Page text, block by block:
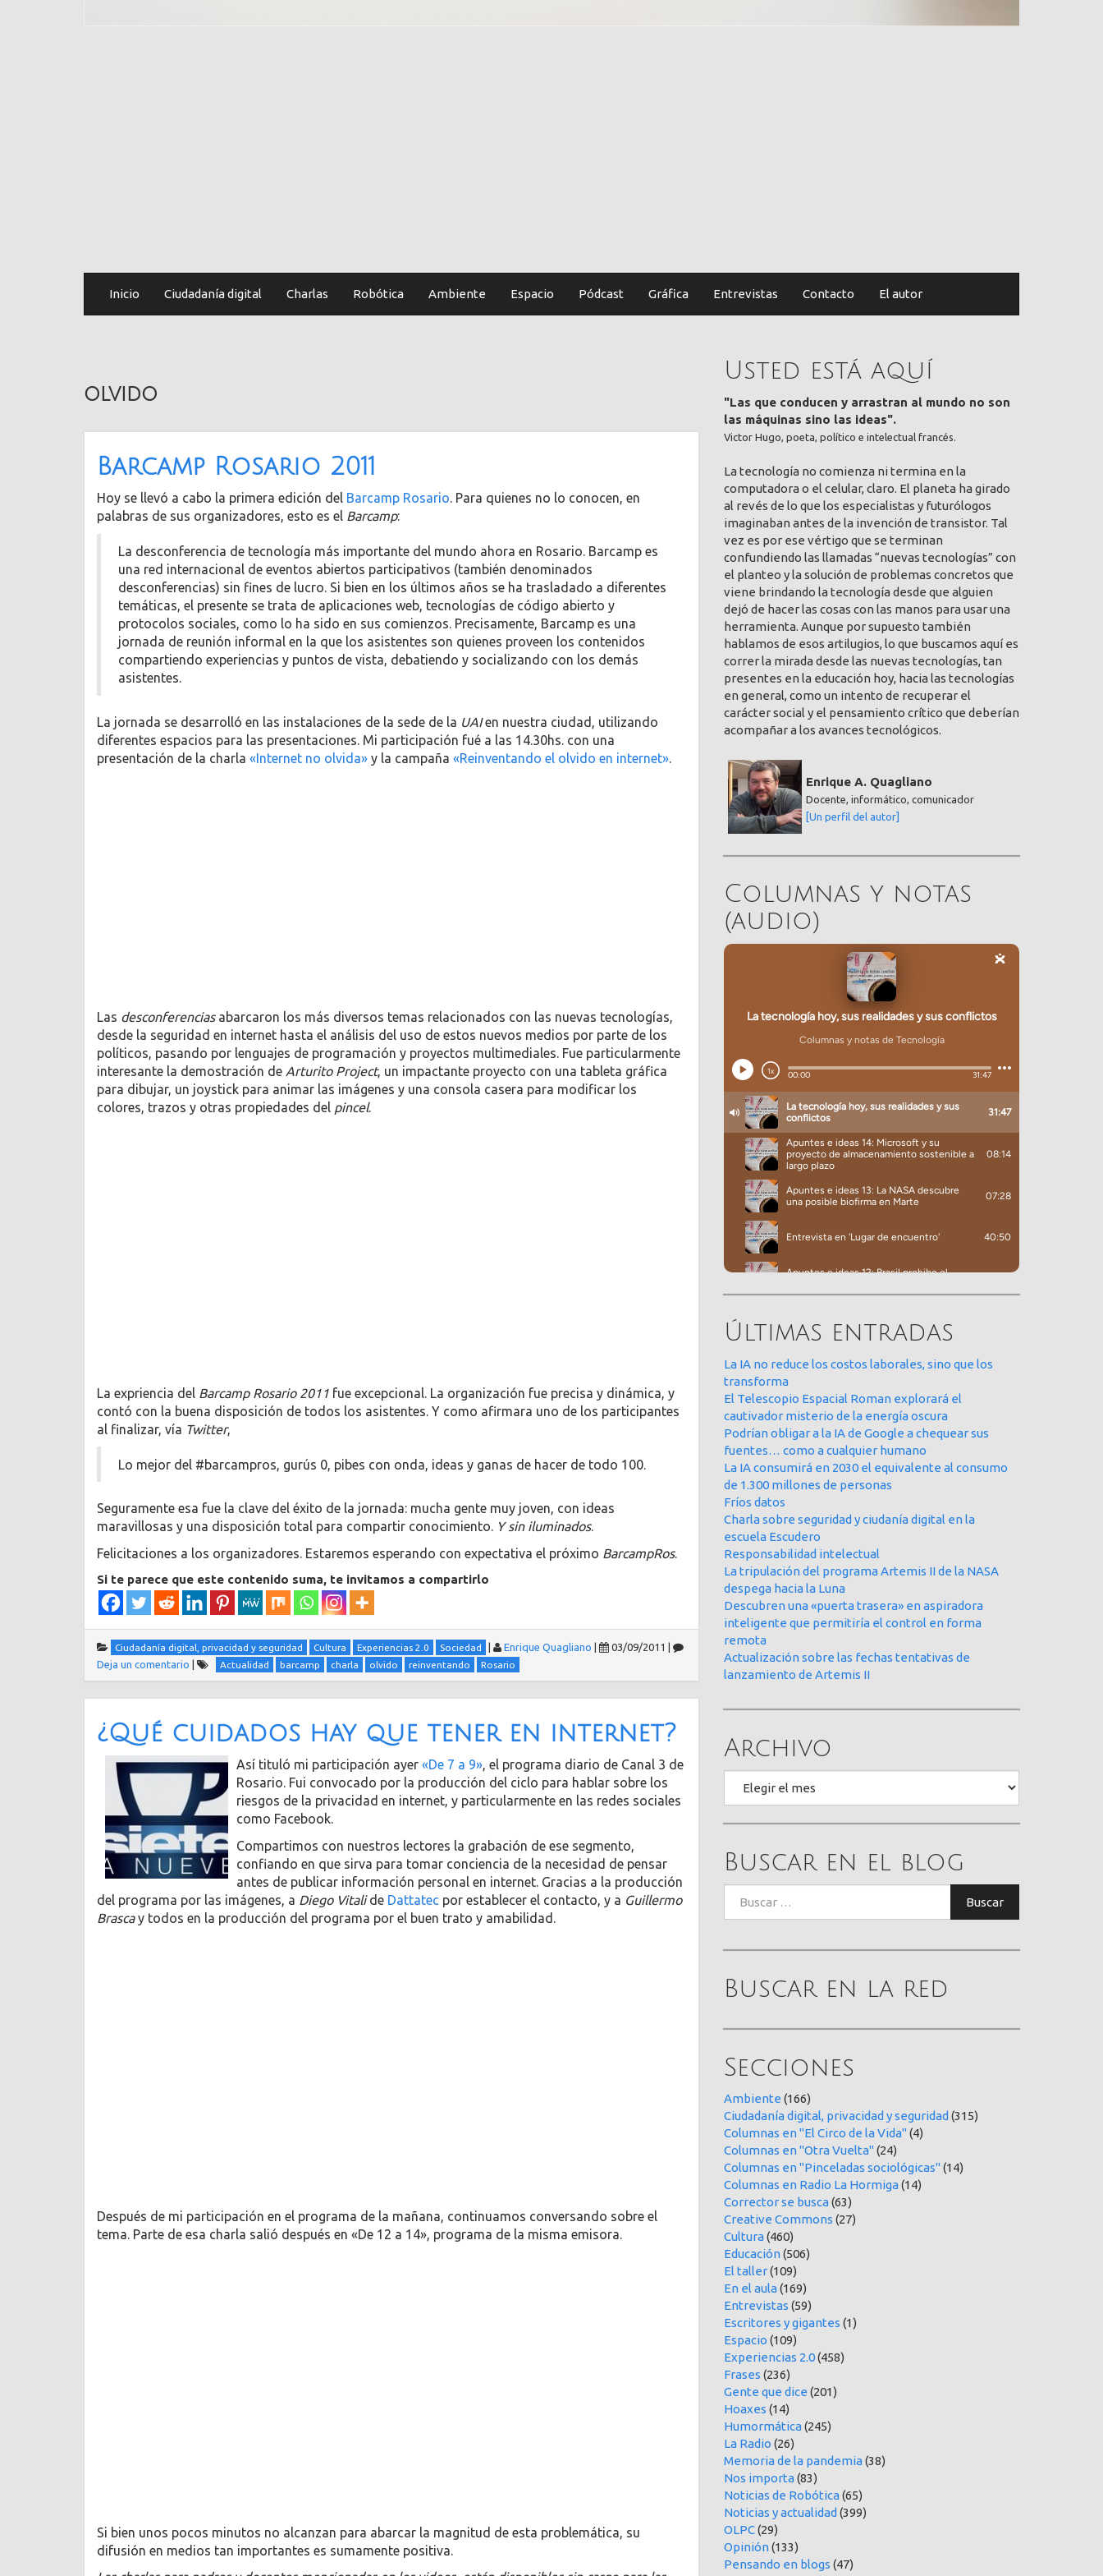
Inicio Ciudadanía digital Charlas Robótica Ambiente Espacio Pódcast Gráfica Entrevistas Contacto El autor
olvido
Barcamp Rosario 2011
Hoy se llevó a cabo la primera edición del Barcamp Rosario. Para quienes no lo conocen, en
palabras de sus organizadores, esto es el Barcamp:
La desconferencia de tecnología más importante del mundo ahora en Rosario. Barcamp es
una red internacional de eventos abiertos participativos (también denominados
desconferencias) sin fines de lucro. Si bien en los últimos años se ha trasladado a diferentes
temáticas, el presente se trata de aplicaciones web, tecnologías de código abierto y
protocolos sociales, como lo ha sido en sus comienzos. Precisamente, Barcamp es una
jornada de reunión informal en la que los asistentes son quienes proveen los contenidos
compartiendo experiencias y puntos de vista, debatiendo y socializando con los demás
asistentes.
La jornada se desarrolló en las instalaciones de la sede de la UAIen nuestra ciudad, utilizando
diferentes espacios para las presentaciones. Mi participación fué a las 14.30hs. con una
presentación de la charla «Internet no olvida» y la campaña «Reinventando el olvido en internet».
Las desconferenciasabarcaron los más diversos temas relacionados con las nuevas tecnologías,
desde la seguridad en internet hasta el análisis del uso de estos nuevos medios por parte de los
políticos, pasando por lenguajes de programación y proyectos multimediales. Fue particularmente
interesante la demostración de Arturito Project, un impactante proyecto con una tableta gráfica
para dibujar, un joystick para animar las imágenes y una consola casera para modificar los
colores, trazos y otras propiedades del pincel.
La expriencia del Barcamp Rosario 2011 fue excepcional. La organización fue precisa y dinámica, y
contó con la buena disposición de todos los asistentes. Y como afirmara uno de los participantes
al finalizar, vía Twitter,
Lo mejor del #barcampros, gurús 0, pibes con onda, ideas y ganas de hacer de todo 100.
Seguramente esa fue la clave del éxito de la jornada: mucha gente muy joven, con ideas
maravillosas y una disposición total para compartir conocimiento. Y sin iluminados.
Felicitaciones a los organizadores. Estaremos esperando con expectativa el próximo BarcampRos.
Si te parece que este contenido suma, te invitamos a compartirlo
Ciudadanía digital, privacidad y seguridad Cultura Experiencias 2.0 Sociedad Enrique Quagliano 03/09/2011
Deja un comentario
Actualidad barcamp charla olvido reinventando Rosario
¿Qué cuidados hay que tener en internet?
Así tituló mi participación ayer «De 7 a 9», el programa diario de Canal 3 de
Rosario. Fui convocado por la producción del ciclo para hablar sobre los
riesgos de la privacidad en internet, y particularmente en las redes sociales
como Facebook.
Compartimos con nuestros lectores la grabación de ese segmento,
confiando en que sirva para tomar conciencia de la necesidad de pensar
antes de publicar información personal en internet. Gracias a la producción
del programa por las imágenes, a Diego Vitalide Dattatec por establecer el contacto, y a Guillermo
Brascay todos en la producción del programa por el buen trato y amabilidad.
Después de mi participación en el programa de la mañana, continuamos conversando sobre el
tema. Parte de esa charla salió después en «De 12 a 14», programa de la misma emisora.
Si bien unos pocos minutos no alcanzan para abarcar la magnitud de esta problemática, su
difusión en medios tan importantes es sumamente positiva.
Usted está aquí
"Las que conducen y arrastran al mundo no son
las máquinas sino las ideas".
Victor Hugo, poeta, político e intelectual francés.
La tecnología no comienza ni termina en la
computadora o el celular, claro. El planeta ha girado
al revés de lo que los especialistas y futurólogos
imaginaban antes de la invención de transistor. Tal
vez es por ese vértigo que se terminan
confundiendo las llamadas “nuevas tecnologías” con
el planteo y la solución de problemas concretos que
viene brindando la tecnología desde que alguien
dejó de hacer las cosas con las manos para usar una
herramienta. Aunque por supuesto también
hablamos de esos artilugios, lo que buscamos aquí es
correr la mirada desde las nuevas tecnologías, tan
presentes en la educación hoy, hacia las tecnologías
en general, como un intento de recuperar el
carácter social y el pensamiento crítico que deberían
acompañar a los avances tecnológicos.
Enrique A. Quagliano
Docente, informático, comunicador
[Un perfil del autor]
Columnas y notas
(audio)
Últimas entradas
La IA no reduce los costos laborales, sino que los
transforma
El Telescopio Espacial Roman explorará el
cautivador misterio de la energía oscura
Podrían obligar a la IA de Google a chequear sus
fuentes… como a cualquier humano
La IA consumirá en 2030 el equivalente al consumo
de 1.300 millones de personas
Fríos datos
Charla sobre seguridad y ciudanía digital en la
escuela Escudero
Responsabilidad intelectual
La tripulación del programa Artemis II de la NASA
despega hacia la Luna
Descubren una «puerta trasera» en aspiradora
inteligente que permitiría el control en forma
remota
Actualización sobre las fechas tentativas de
lanzamiento de Artemis II
Archivo
Buscar en el blog
Buscar
Buscar en la red
Secciones
Ambiente (166)
Ciudadanía digital, privacidad y seguridad (315)
Columnas en "El Circo de la Vida"(4)
Columnas en "Otra Vuelta"(24)
Columnas en "Pinceladas sociológicas"(14)
Columnas en Radio La Hormiga(14)
Corrector se busca(63)
Creative Commons (27)
Cultura(460)
Educación(506)
El taller(109)
En el aula(169)
Entrevistas (59)
Escritores y gigantes (1)
Espacio (109)
Experiencias 2.0(458)
Frases (236)
Gente que dice (201)
Hoaxes (14)
Humormática(245)
La Radio (26)
Memoria de la pandemia(38)
Nos importa(83)
Noticias de Robótica(65)
Noticias y actualidad (399)
OLPC(29)
Opinión(133)
Pensando en blogs (47)